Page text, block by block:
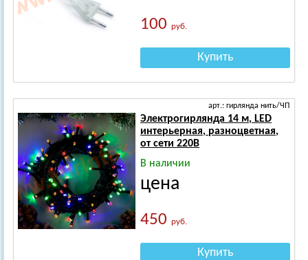
100руб.
Купить
арт.: гирлянда нить/ЧП
Электрогирлянда 14 м, LED
интерьерная, разноцветная,
от сети 220В
В наличии
цена
450руб.
Купить